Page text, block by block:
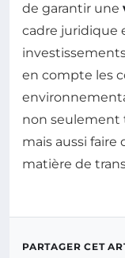
de garantir une
cadre juridique
en compte les
non seulement
mais aussi faire
matière de
PARTAGER CET